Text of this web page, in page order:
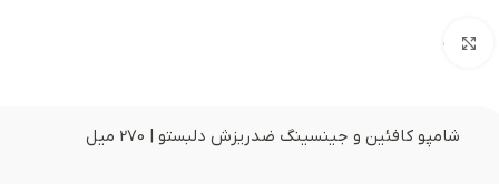
بزرگنمایی تصویر
شامپو کافئین و جینسینگ ضدریزش دلبستو | 270 میل